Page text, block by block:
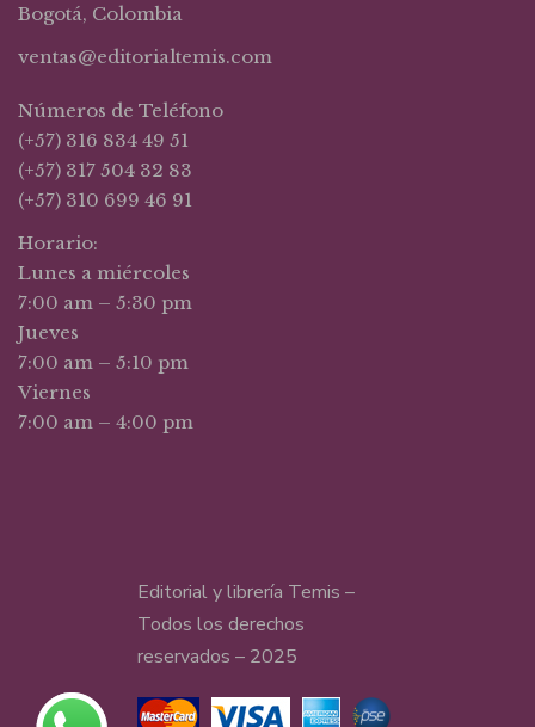
Bogotá, Colombia
ventas@editorialtemis.com
Números de Teléfono
(+57) 316 834 49 51
(+57) 317 504 32 83
(+57) 310 699 46 91
Horario:
Lunes a miércoles
7:00 am – 5:30 pm
Jueves
7:00 am – 5:10 pm
Viernes
7:00 am – 4:00 pm
Editorial y librería Temis –
Todos los derechos
reservados – 2025